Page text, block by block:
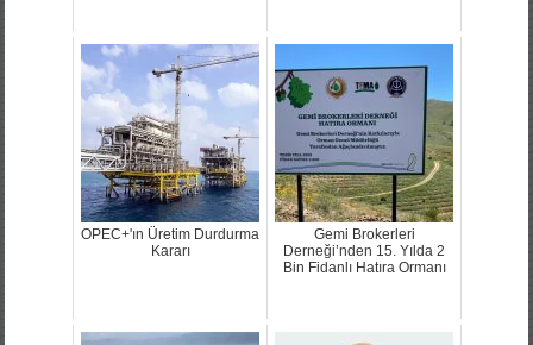
OPEC+'ın Üretim Durdurma
Kararı
Gemi Brokerleri
Derneği’nden 15. Yılda 2
Bin Fidanlı Hatıra Ormanı